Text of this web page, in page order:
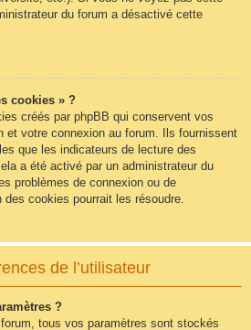
du forum a désactivé cette
cookies » ?
créés par phpBB qui conservent vos
et votre connexion au forum. Ils fournissent
que les indicateurs de lecture des
a été activé par un administrateur du
problèmes de connexion ou de
cookies pourrait les résoudre.
de l’utilisateur
?
tous vos paramètres sont stockés